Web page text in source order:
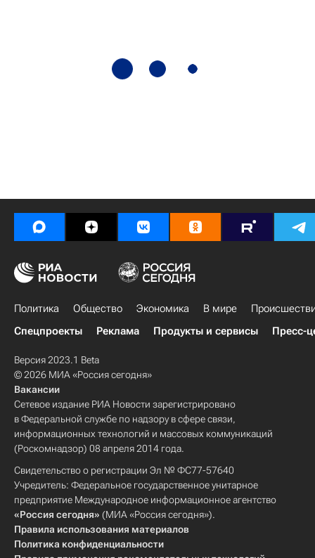
Политика Общество Экономика В мире
Спецпроекты
Реклама Продукты и сервисы Пресс-
Версия 2023.1 Beta
© 2026 МИА «Россия сегодня»
Вакансии
Сетевое издание РИА Новости зарегистрировано
в Федеральной службе по надзору в сфере связи,
информационных технологий и массовых коммуникаций
(Роскомнадзор) 08 апреля 2014 года.
Свидетельство о регистрации Эл № ФС77-57640
Учредитель: Федеральное государственное унитарное
предприятие Международное информационное агентство
«Россия сегодня» (МИА «Россия сегодня»).
Правила использования материалов
Политика конфиденциальности